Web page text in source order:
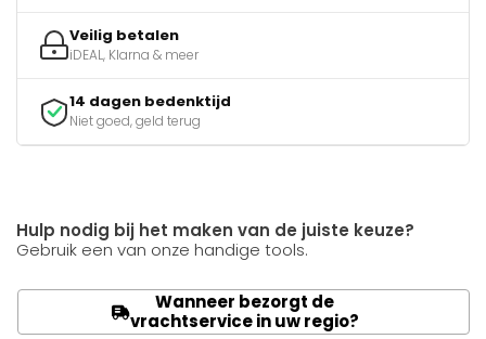
Veilig betalen
iDEAL, Klarna & meer
14 dagen bedenktijd
Niet goed, geld terug
Hulp nodig bij het maken van de juiste keuze?
Gebruik een van onze handige tools.
Wanneer bezorgt de
vrachtservice in uw regio?